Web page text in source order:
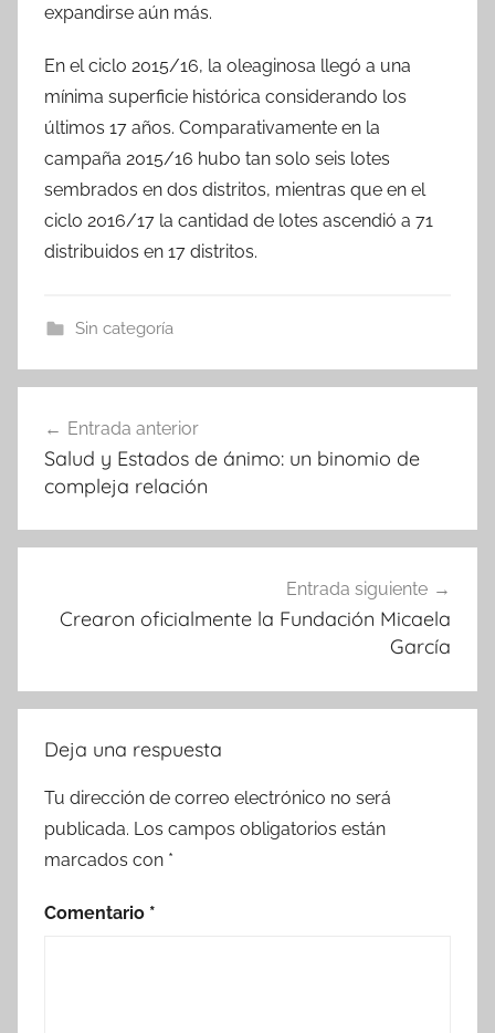
expandirse aún más.
En el ciclo 2015/16, la oleaginosa llegó a una
mínima superficie histórica considerando los
últimos 17 años. Comparativamente en la
campaña 2015/16 hubo tan solo seis lotes
sembrados en dos distritos, mientras que en el
ciclo 2016/17 la cantidad de lotes ascendió a 71
distribuidos en 17 distritos.
Sin categoría
de
entradas
Entrada anterior
Salud y Estados de ánimo: un binomio de
compleja relación
Entrada siguiente
Crearon oficialmente la Fundación Micaela
García
Deja una respuesta
Tu dirección de correo electrónico no será
publicada. Los campos obligatorios están
marcados con *
Comentario *